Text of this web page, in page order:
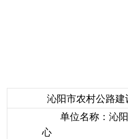
沁阳市农村公路
单位名称：沁